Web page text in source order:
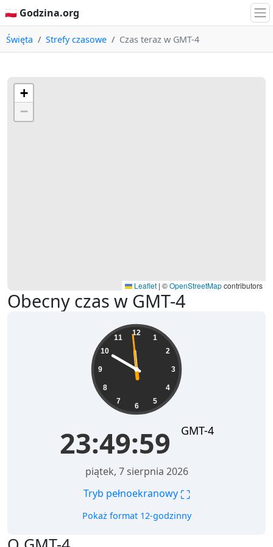
🇵🇱 Godzina.org
Święta Strefy czasowe Czas teraz w GMT-4
Obecny czas w GMT-4
12
1
2
3
4
5
6
7
8
9
10
11
23:49:59 GMT-4
piątek, 7 sierpnia 2026
Tryb pełnoekranowy ⛶
Pokaż format 12-godzinny
+
−
Leaflet | ©OpenStreetMapcontributors